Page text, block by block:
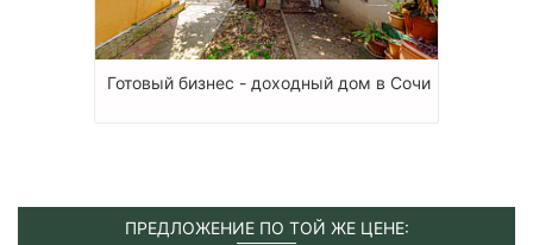
Готовый бизнес - доходный дом в Сочи
ПРЕДЛОЖЕНИЕ ПО ТОЙ ЖЕ ЦЕНЕ: